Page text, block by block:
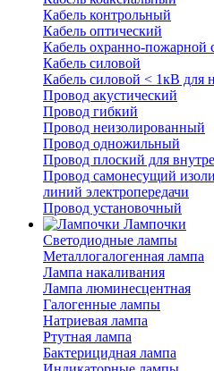
Кабель контрольный
Кабель оптический
Кабель охранно-пожарной
Кабель силовой
Кабель силовой < 1кВ для
Провод акустический
Провод гибкий
Провод неизолированный
Провод одножильный
Провод плоский для
Провод самонесущий
линий электропередачи
Провод установочный
Лампочки
Светодиодные лампы
Металлогалогенная лампа
Лампа накаливания
Лампа люминесцентная
Галогенные лампы
Натриевая лампа
Ртутная лампа
Бактерицидная лампа